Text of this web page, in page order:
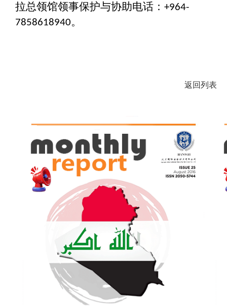
拉总领馆领事保护与协助电话： +964-
7858618940。
返回列表